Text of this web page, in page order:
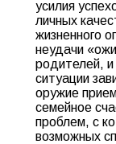
усилия
личных
жизненного
неудачи
родителей, и
ситуации
оружие
семейное
проблем, с
возможных